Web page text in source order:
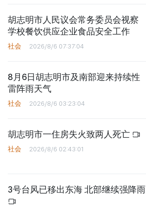
胡志明市人民议会常务委员会视察
学校餐饮供应企业食品安全工作
社会 2026/8/6 07:37:04
8月6日胡志明市及南部迎来持续性
雷阵雨天气
社会 2026/8/6 03:23:04
胡志明市一住房失火致两人死亡
社会 2026/8/6 02:43:01
3号台风已移出东海 北部继续强降雨